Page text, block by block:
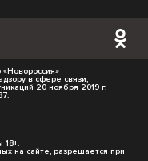
в сфере связи,
20 ноября 2019 г.
18+.
на сайте, разрешается при